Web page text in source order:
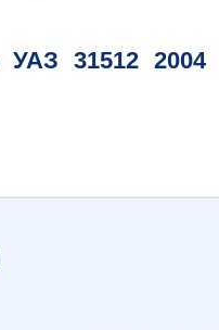
УАЗ 31512 2004